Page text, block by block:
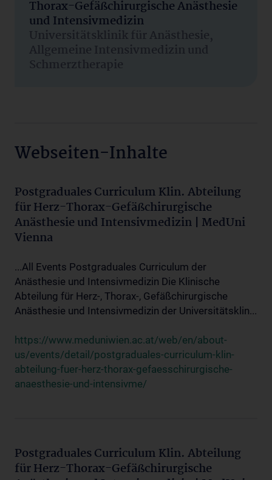
Thorax-Gefäßchirurgische Anästhesie
und Intensivmedizin
Universitätsklinik für Anästhesie,
Allgemeine Intensivmedizin und
Schmerztherapie
Webseiten-Inhalte
Postgraduales Curriculum Klin. Abteilung
für Herz-Thorax-Gefäßchirurgische
Anästhesie und Intensivmedizin | MedUni
Vienna
...All Events Postgraduales Curriculum der
Anästhesie und Intensivmedizin Die Klinische
Abteilung für Herz-, Thorax-, Gefäßchirurgische
Anästhesie und Intensivmedizin der Universitätsklin...
https://www.meduniwien.ac.at/web/en/about-
us/events/detail/postgraduales-curriculum-klin-
abteilung-fuer-herz-thorax-gefaesschirurgische-
anaesthesie-und-intensivme/
Postgraduales Curriculum Klin. Abteilung
für Herz-Thorax-Gefäßchirurgische